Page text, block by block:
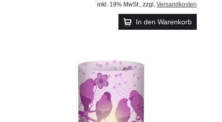
inkl. 19% MwSt. zzgl. Versandkosten
In den Warenkorb